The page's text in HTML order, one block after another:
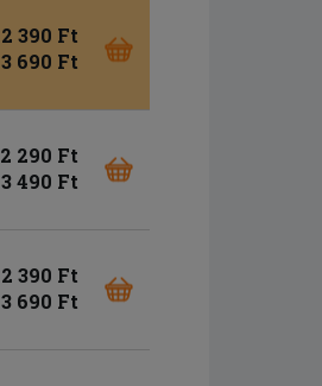
2 390 Ft
3 690 Ft
2 290 Ft
3 490 Ft
2 390 Ft
3 690 Ft